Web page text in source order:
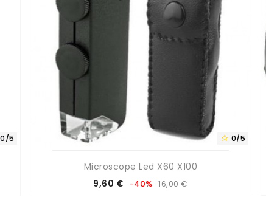
0/5  0/5
Microscope Led X60 X100
Prix
9,60 € Prix
-40% 16,00 €